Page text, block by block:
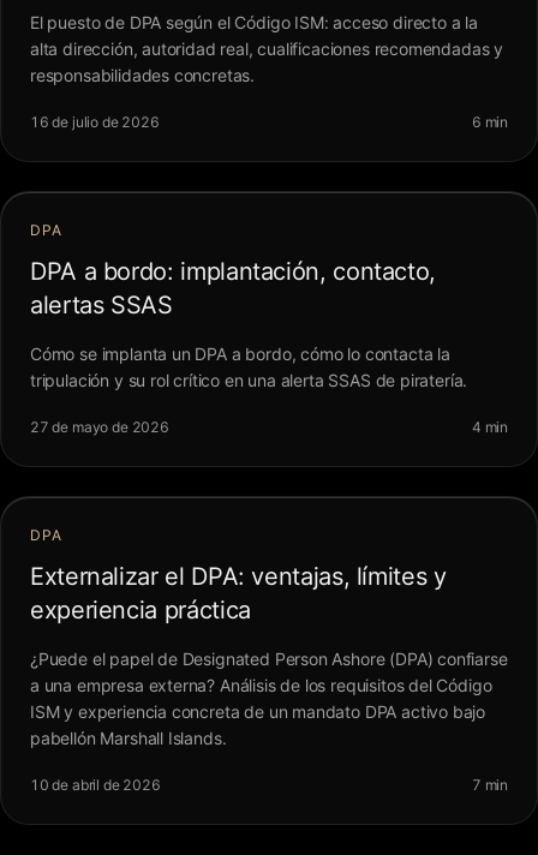
El puesto de DPA según el Código ISM: acceso directo a la
alta dirección, autoridad real, cualificaciones recomendadas y
responsabilidades concretas.
16 de julio de 2026 6 min
DPA
DPA a bordo: implantación, contacto,
alertas SSAS
Cómo se implanta un DPA a bordo, cómo lo contacta la
tripulación y su rol crítico en una alerta SSAS de piratería.
27 de mayo de 2026 4 min
DPA
Externalizar el DPA: ventajas, límites y
experiencia práctica
¿Puede el papel de Designated Person Ashore (DPA) confiarse
a una empresa externa? Análisis de los requisitos del Código
ISM y experiencia concreta de un mandato DPA activo bajo
pabellón Marshall Islands.
10 de abril de 2026 7 min